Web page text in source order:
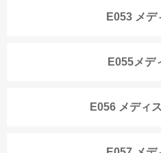
E053 メデ
E055メデ
E056 メディ